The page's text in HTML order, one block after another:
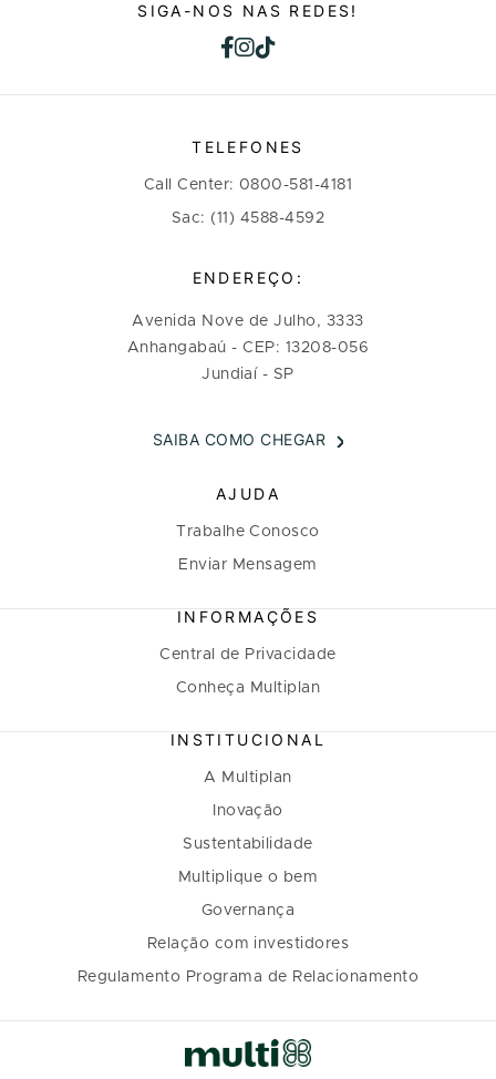
SIGA-NOS NAS REDES!
TELEFONES
Call Center: 0800-581-4181
Sac: (11) 4588-4592
ENDEREÇO:
Avenida Nove de Julho, 3333
Anhangabaú - CEP: 13208-056
Jundiaí - SP
SAIBA COMO CHEGAR
AJUDA
Trabalhe Conosco
Enviar Mensagem
INFORMAÇÕES
Central de Privacidade
Conheça Multiplan
INSTITUCIONAL
A Multiplan
Inovação
Sustentabilidade
Multiplique o bem
Governança
Relação com investidores
Regulamento Programa de Relacionamento